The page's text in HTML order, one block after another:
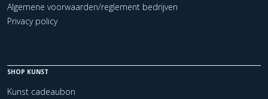
Algemene voorwaarden/reglement bedrijven
Privacy policy
SHOP KUNST
Kunst cadeaubon